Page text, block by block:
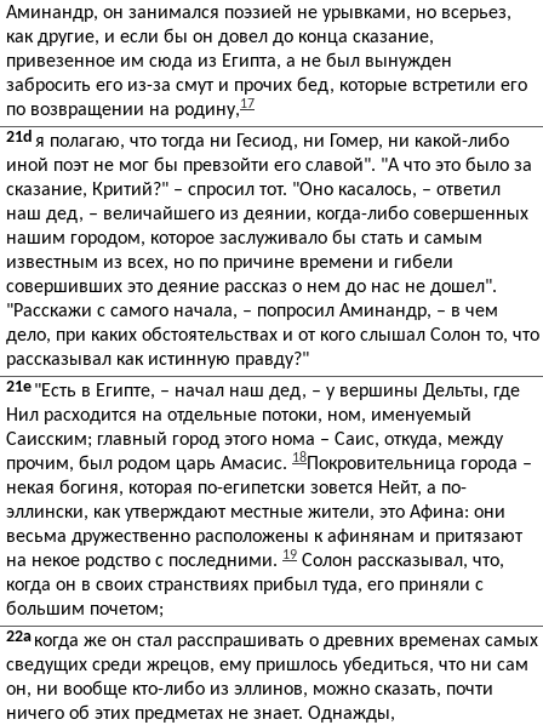
Аминандр, он занимался поэзией не урывками, но всерьез,
как другие, и если бы он довел до конца сказание,
привезенное им сюда из Египта, а не был вынужден
забросить его из-за смут и прочих бед, которые встретили его
по возвращении на родину,17
21d я полагаю, что тогда ни Гесиод, ни Гомер, ни какой-либо
иной поэт не мог бы превзойти его славой". "А что это было за
сказание, Критий?" – спросил тот. "Оно касалось, – ответил
наш дед, – величайшего из деянии, когда-либо совершенных
нашим городом, которое заслуживало бы стать и самым
известным из всех, но по причине времени и гибели
совершивших это деяние рассказ о нем до нас не дошел".
"Расскажи с самого начала, – попросил Аминандр, – в чем
дело, при каких обстоятельствах и от кого слышал Солон то, что
рассказывал как истинную правду?"
21e "Есть в Египте, – начал наш дед, – у вершины Дельты, где
Нил расходится на отдельные потоки, ном, именуемый
Саисским; главный город этого нома – Саис, откуда, между
прочим, был родом царь Амасис. 18 Покровительница города –
некая богиня, которая по-египетски зовется Нейт, а по-
эллински, как утверждают местные жители, это Афина: они
весьма дружественно расположены к афинянам и притязают
на некое родство с последними. 19 Солон рассказывал, что,
когда он в своих странствиях прибыл туда, его приняли с
большим почетом;
22a когда же он стал расспрашивать о древних временах самых
сведущих среди жрецов, ему пришлось убедиться, что ни сам
он, ни вообще кто-либо из эллинов, можно сказать, почти
ничего об этих предметах не знает. Однажды,